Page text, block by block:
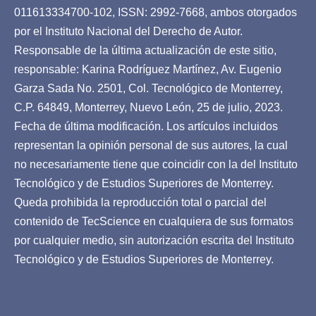
011613334700-102, ISSN: 2992-7668, ambos otorgados
por el Instituto Nacional del Derecho de Autor.
Responsable de la última actualización de este sitio,
responsable: Karina Rodríguez Martínez, Av. Eugenio
Garza Sada No. 2501, Col. Tecnológico de Monterrey,
C.P. 64849, Monterrey, Nuevo León, 25 de julio, 2023.
Fecha de última modificación. Los artículos incluidos
representan la opinión personal de sus autores, la cual
no necesariamente tiene que coincidir con la del Instituto
Tecnológico y de Estudios Superiores de Monterrey.
Queda prohibida la reproducción total o parcial del
contenido de TecScience en cualquiera de sus formatos
por cualquier medio, sin autorización escrita del Instituto
Tecnológico y de Estudios Superiores de Monterrey.